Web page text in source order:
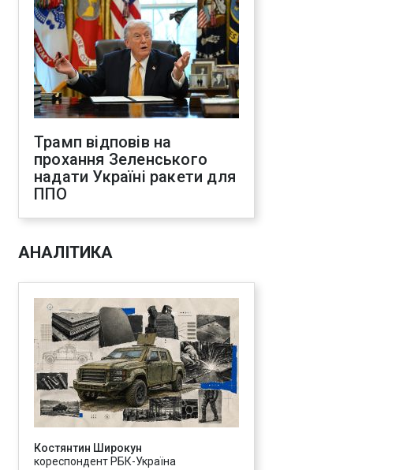
Трамп відповів на
прохання Зеленського
надати Україні ракети для
ППО
АНАЛІТИКА
Костянтин Широкун
кореспондент РБК-Україна